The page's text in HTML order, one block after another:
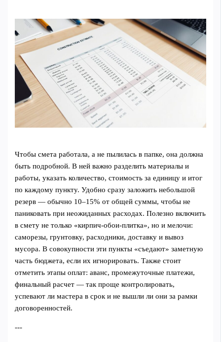
Чтобы смета работала, а не пылилась в папке, она должна
быть подробной. В ней важно разделить материалы и
работы, указать количество, стоимость за единицу и итог
по каждому пункту. Удобно сразу заложить небольшой
резерв — обычно 10–15% от общей суммы, чтобы не
паниковать при неожиданных расходах. Полезно включить
в смету не только «кирпич-обои-плитка», но и мелочи:
саморезы, грунтовку, расходники, доставку и вывоз
мусора. В совокупности эти пункты «съедают» заметную
часть бюджета, если их игнорировать. Также стоит
отметить этапы оплат: аванс, промежуточные платежи,
финальный расчет — так проще контролировать,
успевают ли мастера в срок и не вышли ли они за рамки
договоренностей.
---